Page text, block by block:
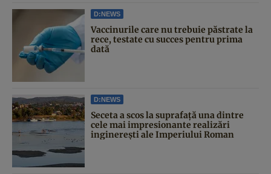
D:NEWS
Vaccinurile care nu trebuie păstrate la
rece, testate cu succes pentru prima
dată
D:NEWS
Seceta a scos la suprafață una dintre
cele mai impresionante realizări
inginerești ale Imperiului Roman